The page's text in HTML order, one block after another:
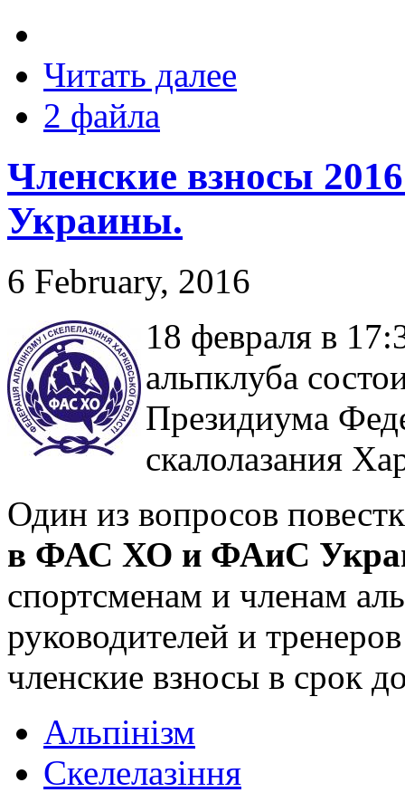
Читать далее
2 файла
Членские взносы
Украины.
6 February, 2016
18 февраля в
альпклуба
Президиума
скалолазания
Один из вопросов
в ФАС ХО и ФАиС
спортсменам и членам
руководителей и
членские взносы в срок
Альпінізм
Скелелазіння